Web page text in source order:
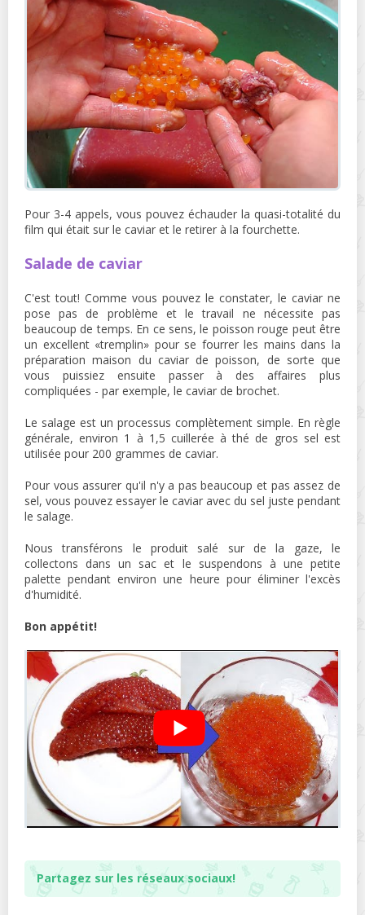
Pour 3-4 appels, vous pouvez échauder la quasi-totalité du
film qui était sur le caviar et le retirer à la fourchette.
Salade de caviar
C'est tout! Comme vous pouvez le constater, le caviar ne
pose pas de problème et le travail ne nécessite pas
beaucoup de temps. En ce sens, le poisson rouge peut être
un excellent «tremplin» pour se fourrer les mains dans la
préparation maison du caviar de poisson, de sorte que
vous puissiez ensuite passer à des affaires plus
compliquées - par exemple, le caviar de brochet.
Le salage est un processus complètement simple. En règle
générale, environ 1 à 1,5 cuillerée à thé de gros sel est
utilisée pour 200 grammes de caviar.
Pour vous assurer qu'il n'y a pas beaucoup et pas assez de
sel, vous pouvez essayer le caviar avec du sel juste pendant
le salage.
Nous transférons le produit salé sur de la gaze, le
collectons dans un sac et le suspendons à une petite
palette pendant environ une heure pour éliminer l'excès
d'humidité.
Bon appétit!
Partagez sur les réseaux sociaux!